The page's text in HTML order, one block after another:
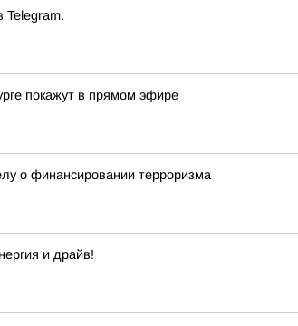
Telegram.
покажут в прямом эфире
о финансировании терроризма
и драйв!